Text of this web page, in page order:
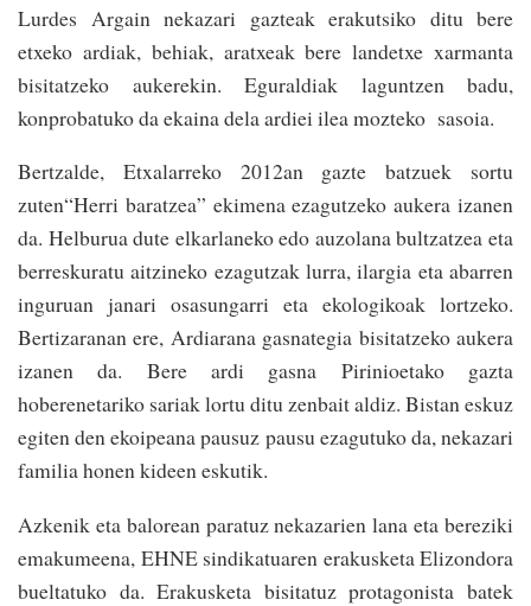
Lurdes Argain nekazari gazteak erakutsiko ditu bere
etxeko ardiak, behiak, aratxeak bere landetxe xarmanta
bisitatzeko aukerekin. Eguraldiak laguntzen badu,
konprobatuko da ekaina dela ardiei ilea mozteko sasoia.
Bertzalde, Etxalarreko 2012an gazte batzuek sortu
zuten“Herri baratzea” ekimena ezagutzeko aukera izanen
da. Helburua dute elkarlaneko edo auzolana bultzatzea eta
berreskuratu aitzineko ezagutzak lurra, ilargia eta abarren
inguruan janari osasungarri eta ekologikoak lortzeko.
Bertizaranan ere, Ardiarana gasnategia bisitatzeko aukera
izanen da. Bere ardi gasna Pirinioetako gazta
hoberenetariko sariak lortu ditu zenbait aldiz. Bistan eskuz
egiten den ekoipeana pausuz pausu ezagutuko da, nekazari
familia honen kideen eskutik.
Azkenik eta balorean paratuz nekazarien lana eta bereziki
emakumeena, EHNE sindikatuaren erakusketa Elizondora
bueltatuko da. Erakusketa bisitatuz protagonista batek